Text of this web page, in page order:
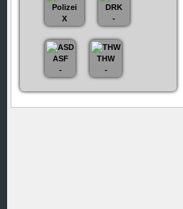
Polizei
X
DRK
-
ASF
-
THW
-